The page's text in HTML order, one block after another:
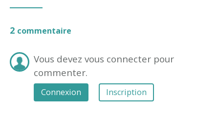
2 commentaire
Vous devez vous connecter pour
commenter.
Connexion Inscription